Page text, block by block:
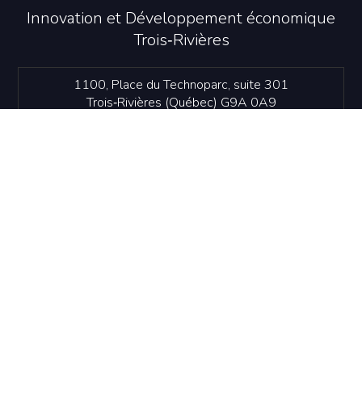
Innovation et Développement économique
Trois‑Rivières
1100, Place du Technoparc, suite 301
Trois‑Rivières (Québec) G9A 0A9